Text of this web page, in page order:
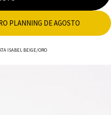
PLANNING DE AGOSTO
ISABEL BEIGE/ORO